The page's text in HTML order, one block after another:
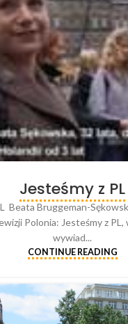
Jesteśmy z PL
Beata Bruggeman-
Polonia: Jesteśmy z PL,
wywiad...
CONTINUE READING